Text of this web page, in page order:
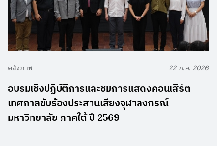
คลังภาพ 22 ก.ค. 2026
อบรมเชิงปฏิบัติการและชมการแสดงคอนเสิร์ต
เทศกาลขับร้องประสานเสียงจุฬาลงกรณ์
มหาวิทยาลัย ภาคใต้ ปี 2569